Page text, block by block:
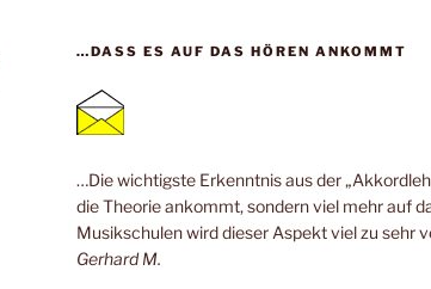
…DASS ES AUF DAS HÖREN ANKOMMT
…Die wichtigste Erkenntnis aus der
die Theorie ankommt, sondern viel mehr auf
Musikschulen wird dieser Aspekt viel zu sehr
Gerhard M.